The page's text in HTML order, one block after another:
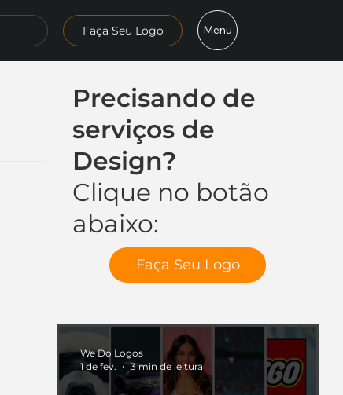
Faça Seu Logo Menu
Precisando de
serviços de
Design?
Clique no botão
abaixo:
Faça Seu Logo
We Do Logos
1 de fev.
3 min de leitura